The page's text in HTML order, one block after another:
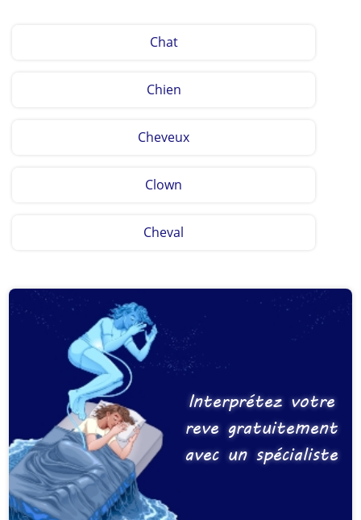
Chat
Chien
Cheveux
Clown
Cheval
Interprétez votre
reve gratuitement
avec un spécialiste